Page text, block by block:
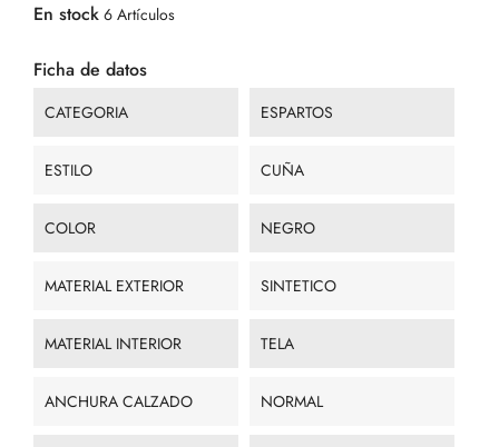
En stock 6 Artículos
Ficha de datos
CATEGORIA ESPARTOS
ESTILO CUÑA
COLOR NEGRO
MATERIAL EXTERIOR SINTETICO
MATERIAL INTERIOR TELA
ANCHURA CALZADO NORMAL